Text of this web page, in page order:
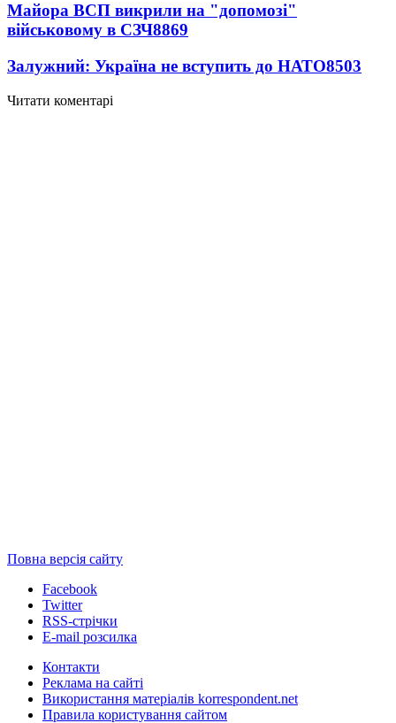
Майора ВСП викрили на "допомозі"
військовому в СЗЧ8869
Залужний: Україна не вступить до НАТО8503
Читати коментарі
Повна версія сайту
Facebook
Twitter
RSS-стрічки
E-mail розсилка
Контакти
Реклама на сайті
Використання матеріалів korrespondent.net
Правила користування сайтом